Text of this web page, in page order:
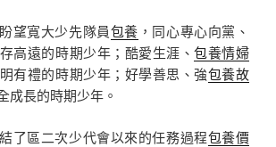
望寬大少先隊員包養 ，同心專心向黨、
高遠的時期少年；酷愛生涯、包養情婦
有禮的時期少年；好學善思、強包養故
成長的時期少年。
了區二次少代會以來的任務過程包養價